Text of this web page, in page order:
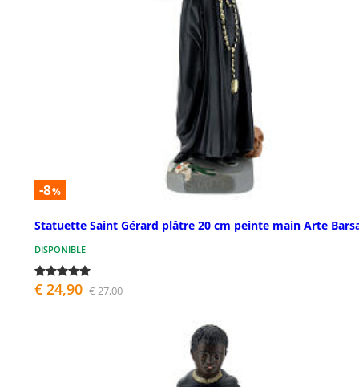
-8%
Statuette Saint Gérard plâtre 20 cm peinte main Arte
DISPONIBLE
€ 24,90 € 27,00